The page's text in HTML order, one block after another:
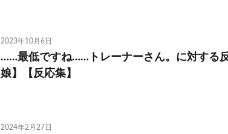
2023年10月6日
……最低ですね……トレーナーさん。に対する
娘】【反応集】
2024年2月27日